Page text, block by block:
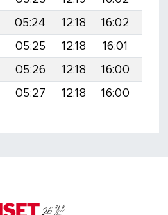
05:24 12:18 16:02
05:25 12:18 16:01
05:26 12:18 16:00
05:27 12:18 16:00